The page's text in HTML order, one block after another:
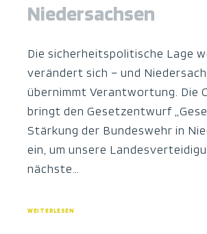
Niedersachsen
Die sicherheitspolitische Lage
verändert sich – und
übernimmt Verantwortung. Die
bringt den Gesetzentwurf
Stärkung der Bundeswehr in
ein, um unsere
nächste…
WEITERLESEN